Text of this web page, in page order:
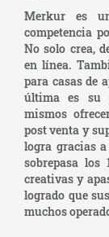
Merkur es
competencia
No solo crea,
en línea.
para casas de
última es su
mismos
post venta y
logra gracias
sobrepasa los
creativas y
logrado que
muchos